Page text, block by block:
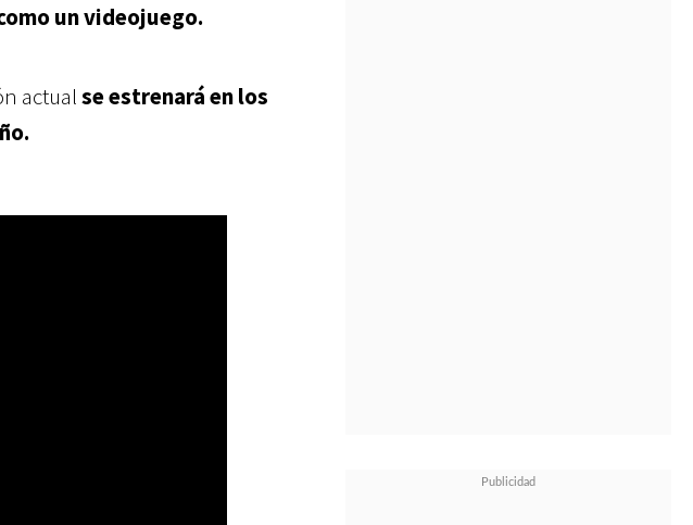
un videojuego.
actualse estrenará en los